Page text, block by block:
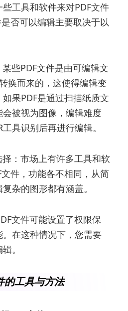
工具和软件来对PDF文件
否可以编辑主要取决于以
些PDF文件是由可编辑文
换而来的，这使得编辑变
果PDF是通过扫描纸质文
被视为图像，编辑难度
具识别后再进行编辑。
：市场上有许多工具和软
件，功能各不相同，从简
杂的图形都有涵盖。
文件可能设置了权限保
在这种情况下，您需要
。
的工具与方法